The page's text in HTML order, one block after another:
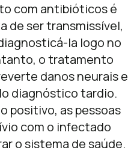
com antibióticos é
de ser transmissível,
la logo no
o tratamento
danos neurais e
diagnóstico tardio.
positivo, as pessoas
com o infectado
o sistema de saúde.